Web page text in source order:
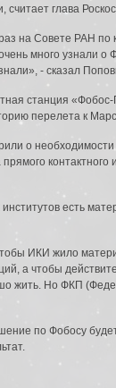
считает глава
на Совете РАН по
много узнали
- сказал
станция
перелета к
о
есть
ИКИ жило
а чтобы
жить. Но ФКП
по Фобосу
в систему: